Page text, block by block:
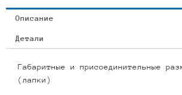
159-
1.1Описание
Детали
Габаритные и присоединительные
(лапки)